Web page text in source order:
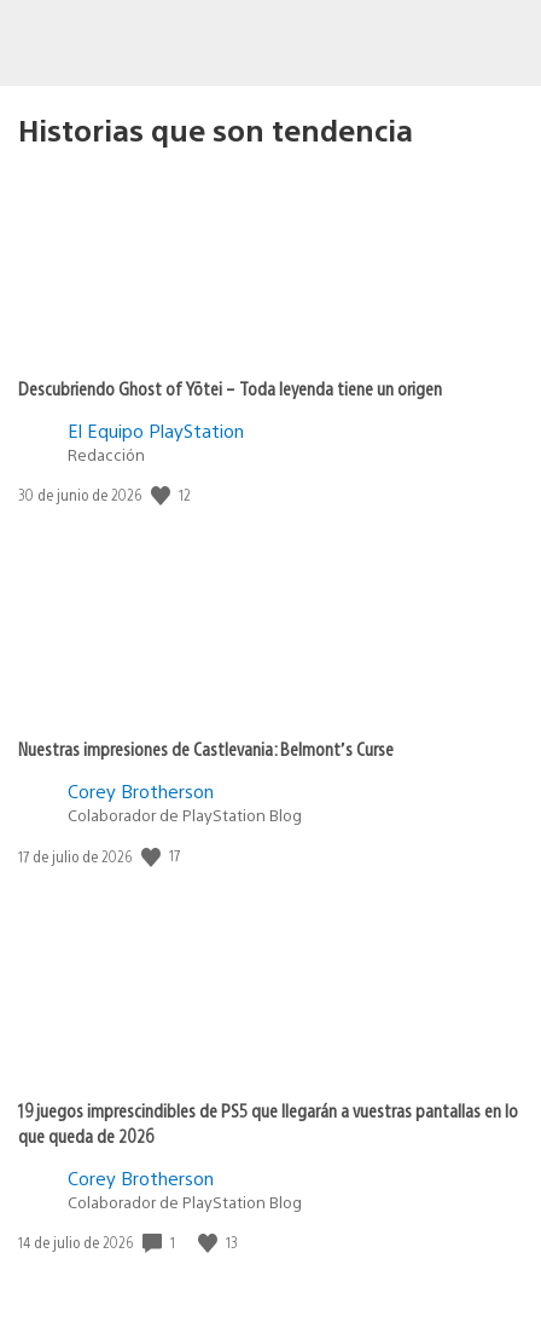
Historias que son tendencia
Descubriendo Ghost of Yōtei – Toda leyenda tiene un origen
El Equipo PlayStation
Redacción
Fecha
30 de junio de 2026 12
Nuestras impresiones de Castlevania: Belmont’s Curse
Corey Brotherson
Colaborador de PlayStation Blog
Fecha
17 de julio de 2026 17
19 juegos imprescindibles de PS5 que llegarán a vuestras pantallas en lo
que queda de 2026
Corey Brotherson
Colaborador de PlayStation Blog
Fecha
14 de julio de 2026 1 13